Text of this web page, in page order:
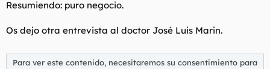
Resumiendo: puro negocio.
Os dejo otra entrevista al doctor José Luis Marin.
Para ver este contenido, necesitaremos su consentimiento para